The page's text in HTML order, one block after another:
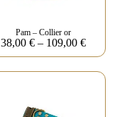
Pam – Collier or
38,00 €– 109,00 €